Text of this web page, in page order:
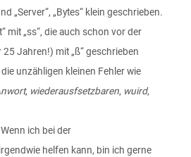
„Server“, „Bytes“ klein geschrieben.
mit „ss“, die auch schon vor der
Jahren!) mit „ß“ geschrieben
unzähligen kleinen Fehler wie
, wiederausfsetzbaren, wuird,
ich bei der
helfen kann, bin ich gerne